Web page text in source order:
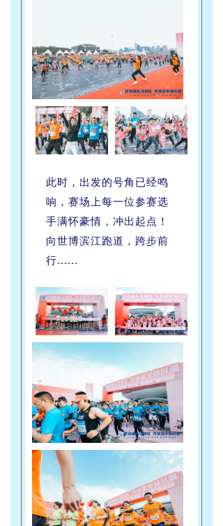
此时，出发的号角已经鸣
响，赛场上每一位参赛选
手满怀豪情，冲出起点！
向世博滨江跑道，跨步前
行......